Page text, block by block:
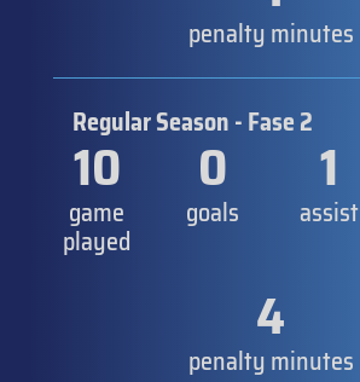
penalty minutes
Regular Season - Fase 2
10
game
played
0
goals
1
assist
4
penalty minutes